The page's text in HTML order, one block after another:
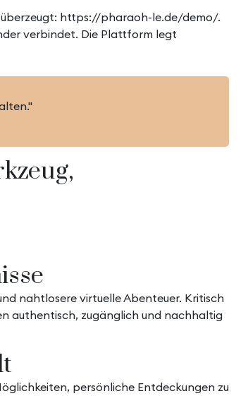
https://pharaoh-le.de/demo/.
verbindet. Die Plattform legt
nahtlosere virtuelle Abenteuer. Kritisch
authentisch, zugänglich und nachhaltig
persönliche Entdeckungen zu